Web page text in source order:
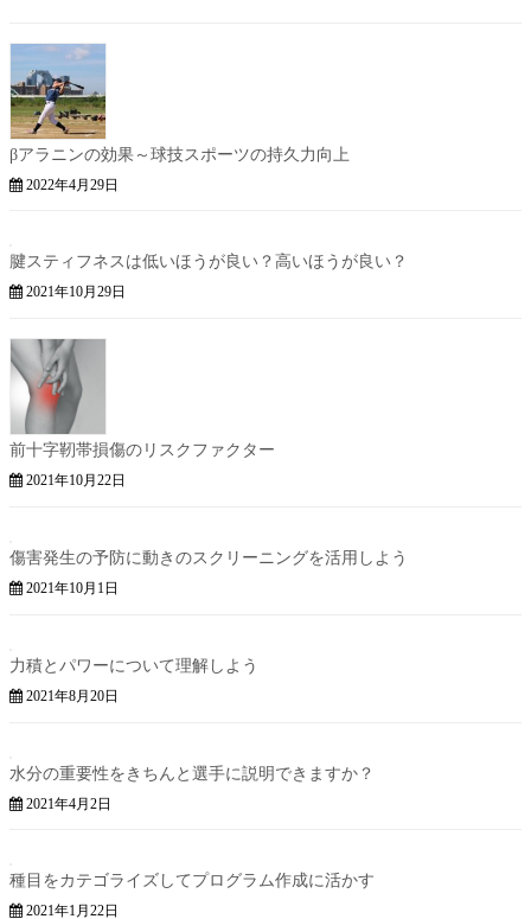
βアラニンの効果～球技スポーツの持久力向上
2022年4月29日
腱スティフネスは低いほうが良い？高いほうが良い？
2021年10月29日
前十字靭帯損傷のリスクファクター
2021年10月22日
傷害発生の予防に動きのスクリーニングを活用しよう
2021年10月1日
力積とパワーについて理解しよう
2021年8月20日
水分の重要性をきちんと選手に説明できますか？
2021年4月2日
種目をカテゴライズしてプログラム作成に活かす
2021年1月22日